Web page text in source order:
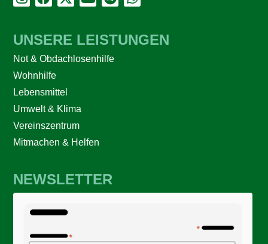
UNSERE LEISTUNGEN
Not & Obdachlosenhilfe
Wohnhilfe
Lebensmittel
Umwelt & Klima
Vereinszentrum
Mitmachen & Helfen
NEWSLETTER